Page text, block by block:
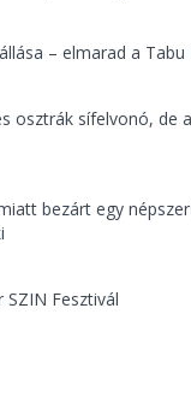
– elmarad a Tabu
osztrák sífelvonó, de
bezárt egy
SZIN Fesztivál